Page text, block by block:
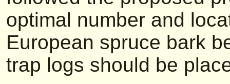
optimal number and
European spruce bark
trap logs should be